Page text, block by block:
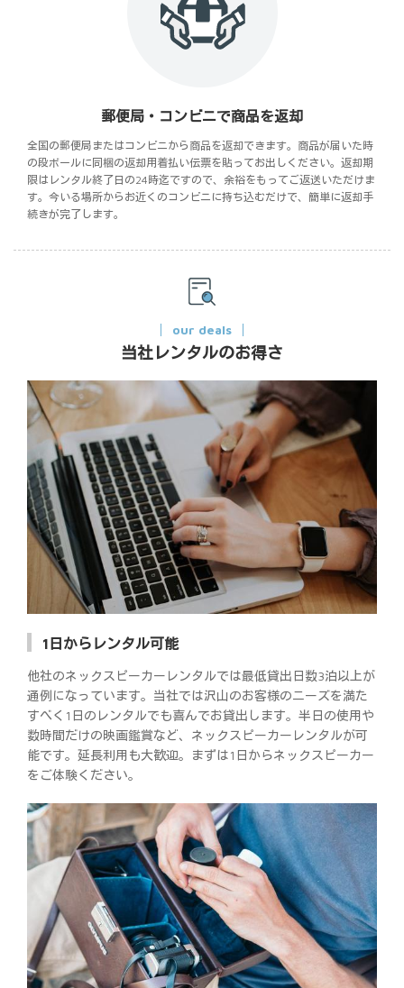
郵便局・コンビニで商品を返却
全国の郵便局またはコンビニから商品を返却できます。商品が届いた時
の段ボールに同梱の返却用着払い伝票を貼ってお出しください。返却期
限はレンタル終了日の24時迄ですので、余裕をもってご返送いただけま
す。今いる場所からお近くのコンビニに持ち込むだけで、簡単に返却手
続きが完了します。
our deals
当社レンタルのお得さ
1日からレンタル可能
他社のネックスピーカーレンタルでは最低貸出日数3泊以上が
通例になっています。当社では沢山のお客様のニーズを満た
すべく1日のレンタルでも喜んでお貸出します。半日の使用や
数時間だけの映画鑑賞など、ネックスピーカーレンタルが可
能です。延長利用も大歓迎。まずは1日からネックスピーカー
をご体験ください。